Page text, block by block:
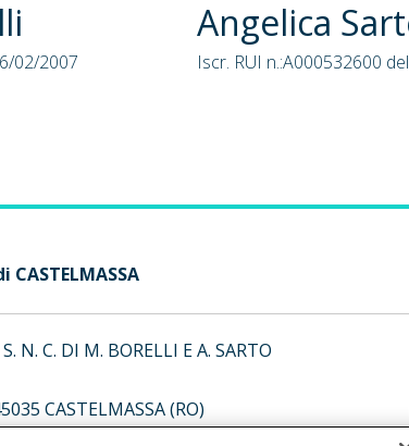
02/2007
Angelica
Iscr. RUI n.:A000532600
N. C. DI M. BORELLI E A. SARTO
CASTELMASSA (RO)